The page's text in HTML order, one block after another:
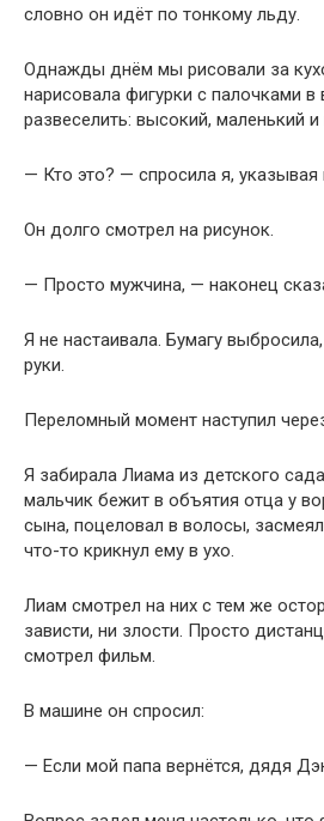
словно он идёт по тонкому льду.
Однажды днём мы рисовали за
нарисовала фигурки с палочками
развеселить: высокий, маленький
— Кто это? — спросила я, указывая
Он долго смотрел на рисунок.
— Просто мужчина, — наконец
Я не настаивала. Бумагу
руки.
Переломный момент наступил
Я забирала Лиама из детского
мальчик бежит в объятия отца у
сына, поцеловал в волосы,
что-то крикнул ему в ухо.
Лиам смотрел на них с тем же
зависти, ни злости. Просто
смотрел фильм.
В машине он спросил:
— Если мой папа вернётся, дядя